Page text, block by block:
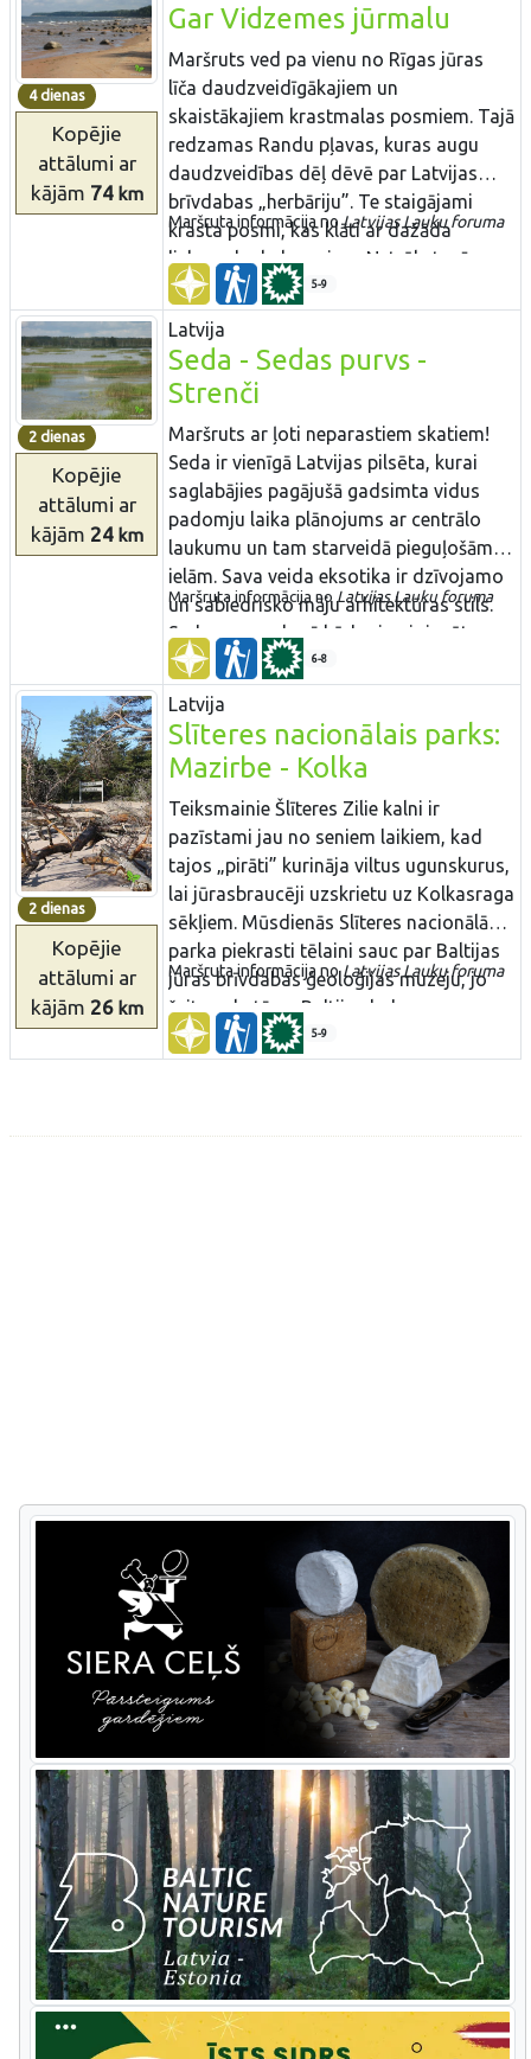
krasti ir tūristu iecienīti. Rīgas –
Jēkabpils posmā kā ērts pārvietošanās
līdzeklis ir izmantojama Rīgas –
Daugavpils dzelzceļa līnija. Tālāk
norādītas dzelzceļa stacijas, kurās ir
vērts izkāpt un veikt īsus – dažu stundu
līdz pusdienas ilgus radiālus izgājienus
ar atgriešanos stacijā.
4 dienas
Kopējie
attālumi ar
kājām 74km
Gar Vidzemes jūrmalu
Maršruts ved pa vienu no Rīgas jūras
līča daudzveidīgākajiem un
skaistākajiem krastmalas posmiem. Tajā
redzamas Randu pļavas, kuras augu
daudzveidības dēļ dēvē par Latvijas
brīvdabas „herbāriju”. Te staigājami
krasta posmi, kas klāti ar dažāda
lieluma laukakmeņiem. Netrūkst arī
skaistas un smilšainas pludmales. Tūjas
– Vitrupes posms ir vienīgā vieta, kur
Latvijas jūras krastā atsedzas devona
perioda smilšakmens klintis. Aiz katra
nākamā zemesraga parādās aizvien
savādāka ainava! Maršruta pēdējie
divdesmit kilometri migrāciju laikā ir
putnu vērotāju „paradīze”. Maršruts
ietilpst Ziemeļvidzemes biosfēras
rezervātā.
Maršruta informācija noLatvijas Lauku foruma​
5-9
2 dienas
Kopējie
attālumi ar
kājām 24km
Latvija
Seda - Sedas purvs -
Strenči
Maršruts ar ļoti neparastiem skatiem!
Seda ir vienīgā Latvijas pilsēta, kurai
saglabājies pagājušā gadsimta vidus
padomju laika plānojums ar centrālo
laukumu un tam starveidā pieguļošām
ielām. Sava veida eksotika ir dzīvojamo
un sabiedrisko māju arhitektūras stils.
Sedas purvs, kurā kūdra jau ir iegūta no
Latvijas pirmās brīvvalsts laika, ir viena
no lielākajām šāda veida industriālām -
dabas teritorijām Latvijā un Baltijas
valstīs. Agrāk izstrādātie kūdras lauki ir
daļēji applūduši un aizauguši ar
niedrēm, veidojot izcilu vidi
ligzdojošajiem ūdensputniem un
migrējošiem putniem, kas Sedas purvu
izmanto kā atpūtas vietu. Kūdras ieguve
turpinās arī mūsdienās un varbūt
paveiksies ieraudzīt „mazo kūdras
vilcieniņu”.
Maršruta informācija no Latvijas Lauku foruma
6-8
2 dienas
Kopējie
attālumi ar
kājām 26km
Latvija
Slīteres nacionālais parks:
Mazirbe - Kolka
Teiksmainie Šlīteres Zilie kalni ir
pazīstami jau no seniem laikiem, kad
tajos „pirāti” kurināja viltus ugunskurus,
lai jūrasbraucēji uzskrietu uz Kolkasraga
sēkļiem. Mūsdienās Slīteres nacionālā
parka piekrasti tēlaini sauc par Baltijas
jūras brīvdabas ģeoloģijas muzeju, jo
šeit apskatāms Baltijas ledus ezera
senkrasts, Ancilus ezera krasta kāple un
Litorīnas jūras kāpu veidojumi (kangari,
Maršruta informācija noLatvijas Lauku foruma​
5-9